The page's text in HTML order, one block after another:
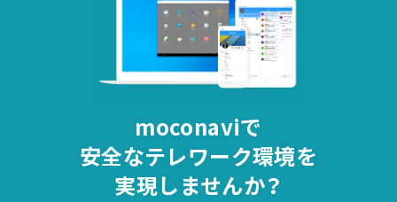
moconaviで
安全なテレワーク環境を
実現しませんか？